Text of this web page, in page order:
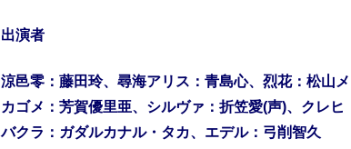
出演者
涼邑零：藤田玲、尋海アリス：青島心、烈花：松山メ
カゴメ：芳賀優里亜、シルヴァ：折笠愛(声)、クレヒ
バクラ：ガダルカナル・タカ、エデル：弓削智久